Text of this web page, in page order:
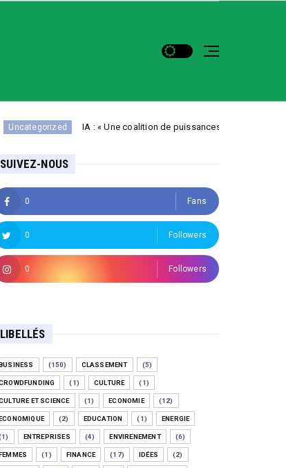
IA : « Une coalition de puissances moyennes permettrait de
SUIVEZ-NOUS
0 Fans
0 Followers
0 Followers
LIBELLÉS
(150) CLASSEMENT (5)
(1) CULTURE (1)
ET SCIENCE (1) ECONOMIE (12)
(2) EDUCATION (1) ENERGIE
ENTREPRISES (4) ENVIRENEMENT (6)
(1) FINANCE (17) IDÉES (2)